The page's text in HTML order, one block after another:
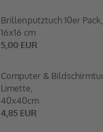
Brillenputztuch 10er Pack,
16x16 cm
5,00 EUR
Computer &
Limette,
40x40cm
4,85 EUR